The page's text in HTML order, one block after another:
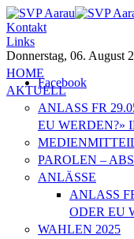
Kontakt
Links
Donnerstag, 06. August
Facebook
HOME
AKTUELL
ANLASS FR
EU WERDEN?»
PAROLEN –
ANLÄSSE
ANLASS
ODER EU
WAHLEN 2025